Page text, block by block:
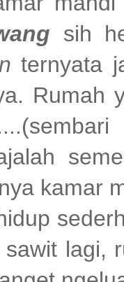
sih
ternyata
Rumah
kamar
lagi,